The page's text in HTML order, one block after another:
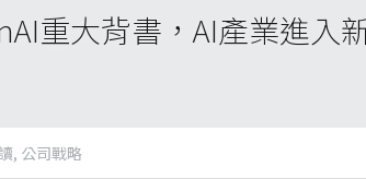
重大背書，AI產業進入
, 公司戰略